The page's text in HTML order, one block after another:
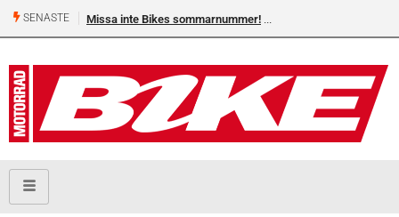
SENASTE Missa inte Bikes sommarnummer!